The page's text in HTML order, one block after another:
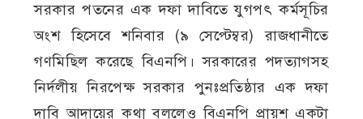
সরকার পতনের এক দফা দাবিতে যুগপৎ কর্মসূচির
অংশ হিসেবে শনিবার (৯ সেপ্টেম্বর) রাজধানীতে
গণমিছিল করেছে বিএনপি। সরকারের পদত্যাগসহ
নির্দলীয় নিরপেক্ষ সরকার পুনঃপ্রতিষ্ঠার এক দফা
দাবি আদায়ের কথা বললেও বিএনপি প্রায়শ একটা